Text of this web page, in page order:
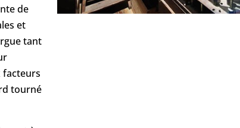
de
et
tant
facteurs
tourné